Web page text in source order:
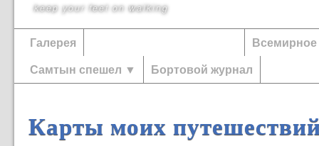
keep your feet on walking
Галерея
Самтын спешел ▼
Бортовой журнал
Карты моих